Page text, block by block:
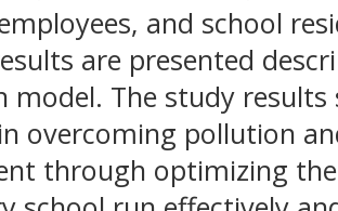
and school
are presented
model. The study
overcoming pollution
through optimizing